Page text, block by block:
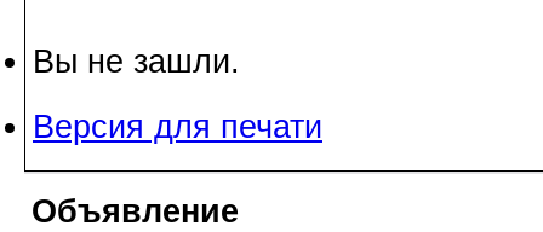
Вы не зашли.
Версия для печати
Объявление